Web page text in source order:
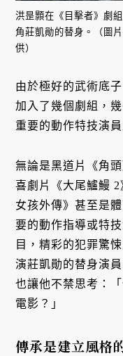
洪昰顥在《目擊者》劇
角莊凱勛的替身。（圖
供）
由於極好的武術底
加入了幾個劇組，
重要的動作特技演員
無論是黑道片《角
喜劇片《大尾鱸鰻
女孩外傳》甚至是
要的動作指導或特
目，精彩的犯罪驚
演莊凱勛的替身演
也讓他不禁思考：
電影？」
傳承是建立風格